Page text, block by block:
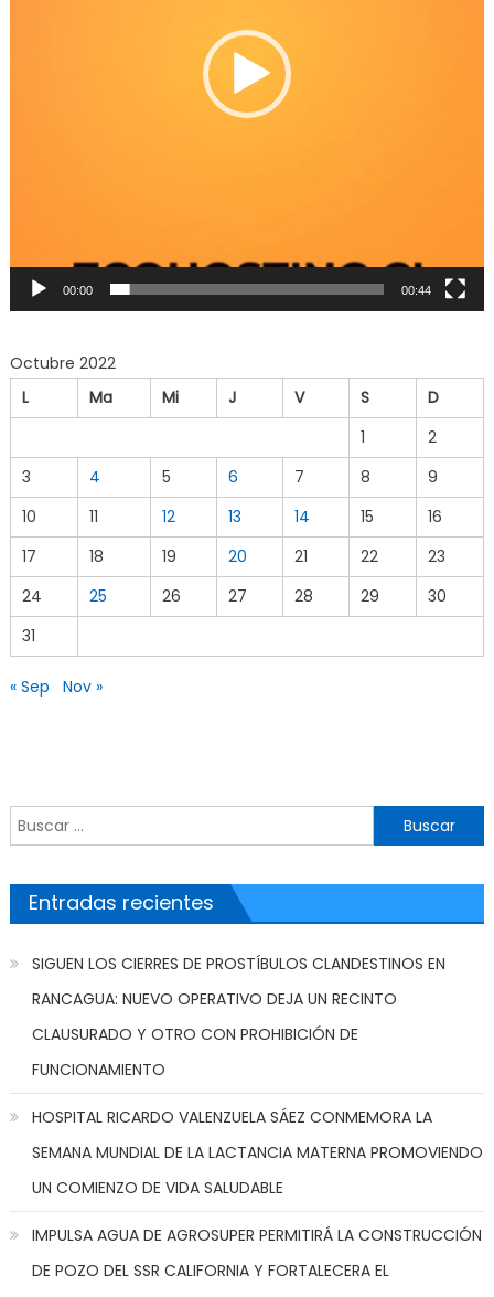
00:00 00:44
Octubre 2022
L
Ma Mi J V S
D
1
2
3
4 5 6 7 8
9
10
11 12 13 14 15
16
17
18 19 20 21 22
23
24
25 26 27 28 29
30
31
« Sep Nov »
Buscar por:
Entradas recientes
SIGUEN LOS CIERRES DE PROSTÍBULOS CLANDESTINOS EN
RANCAGUA: NUEVO OPERATIVO DEJA UN RECINTO
CLAUSURADO Y OTRO CON PROHIBICIÓN DE
FUNCIONAMIENTO
HOSPITAL RICARDO VALENZUELA SÁEZ CONMEMORA LA
SEMANA MUNDIAL DE LA LACTANCIA MATERNA PROMOVIENDO
UN COMIENZO DE VIDA SALUDABLE
IMPULSA AGUA DE AGROSUPER PERMITIRÁ LA CONSTRUCCIÓN
DE POZO DEL SSR CALIFORNIA Y FORTALECERA EL